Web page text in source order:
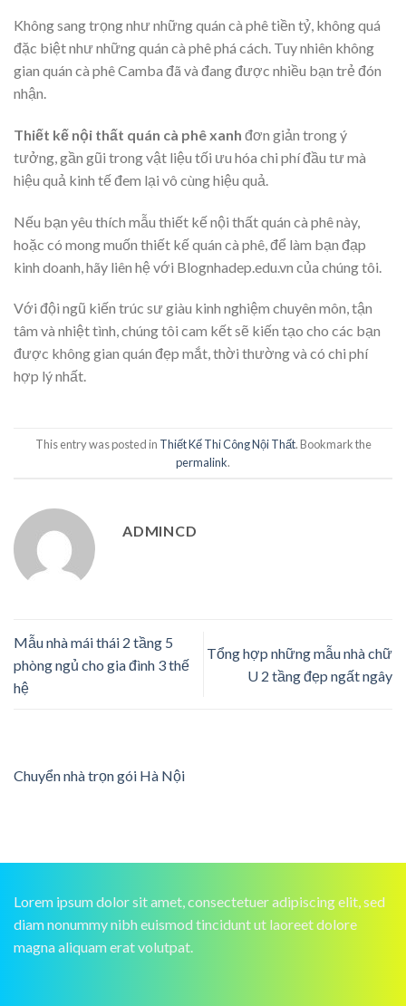
Không sang trọng như những quán cà phê tiền tỷ, không quá
đặc biệt như những quán cà phê phá cách. Tuy nhiên không
gian quán cà phê Camba đã và đang được nhiều bạn trẻ đón
nhận.
Thiết kế nội thất quán cà phê xanh đơn giản trong ý
tưởng, gần gũi trong vật liệu tối ưu hóa chi phí đầu tư mà
hiệu quả kinh tế đem lại vô cùng hiệu quả.
Nếu bạn yêu thích mẫu thiết kế nội thất quán cà phê này,
hoặc có mong muốn thiết kế quán cà phê, để làm bạn đạp
kinh doanh, hãy liên hệ với Blognhadep.edu.vn của chúng tôi.
Với đội ngũ kiến trúc sư giàu kinh nghiệm chuyên môn, tận
tâm và nhiệt tình, chúng tôi cam kết sẽ kiến tạo cho các bạn
được không gian quán đẹp mắt, thời thường và có chi phí
hợp lý nhất.
This entry was posted in Thiết Kế Thi Công Nội Thất. Bookmark the
permalink.
ADMINCD
Mẫu nhà mái thái 2 tầng 5
phòng ngủ cho gia đình 3 thế
hệ
Tổng hợp những mẫu nhà chữ
U 2 tầng đẹp ngất ngây
Chuyển nhà trọn gói Hà Nội
Lorem ipsum dolor sit amet, consectetuer adipiscing elit, sed
diam nonummy nibh euismod tincidunt ut laoreet dolore
magna aliquam erat volutpat.